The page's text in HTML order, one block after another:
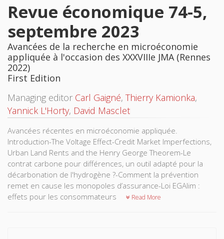
Revue économique 74-5,
septembre 2023
Avancées de la recherche en microéconomie
appliquée à l'occasion des XXXVIIIe JMA (Rennes
2022)
First Edition
Managing editor Carl Gaigné, Thierry Kamionka,
Yannick L'Horty, David Masclet
Avancées récentes en microéconomie appliquée.
Introduction-The Voltage Effect-Credit Market Imperfections,
Urban Land Rents and the Henry George Theorem-Le
contrat carbone pour différences, un outil adapté pour la
décarbonation de l'hydrogène ?-Comment la prévention
remet en cause les monopoles d’assurance-Loi EGAlim :
effets pour les consommateurs
Read More